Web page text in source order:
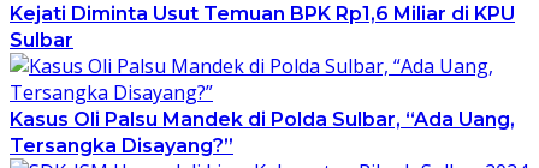
Kejati Diminta Usut Temuan BPK Rp1,6 Miliar di KPU
Sulbar
Kasus Oli Palsu Mandek di Polda Sulbar, “Ada Uang,
Tersangka Disayang?”